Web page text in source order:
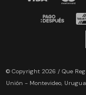
© Copyright 2026 / Que
Unión - Montevideo,